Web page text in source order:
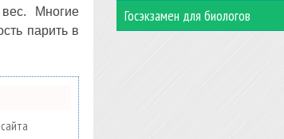
Многие
парить в
Госэкзамен для биологов